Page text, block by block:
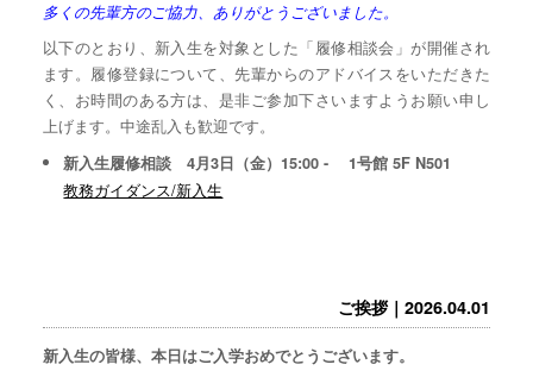
多くの先輩方のご協力、ありがとうございました。
以下のとおり、新入生を対象とした「履修相談会」が開催され
ます。履修登録について、先輩からのアドバイスをいただきた
く、お時間のある方は、是非ご参加下さいますようお願い申し
上げます。中途乱入も歓迎です。
新入生履修相談 4月3日（金）15:00 - 1号館 5F N501
教務ガイダンス/新入生
ご挨拶｜2026.04.01
新入生の皆様、本日はご入学おめでとうございます。